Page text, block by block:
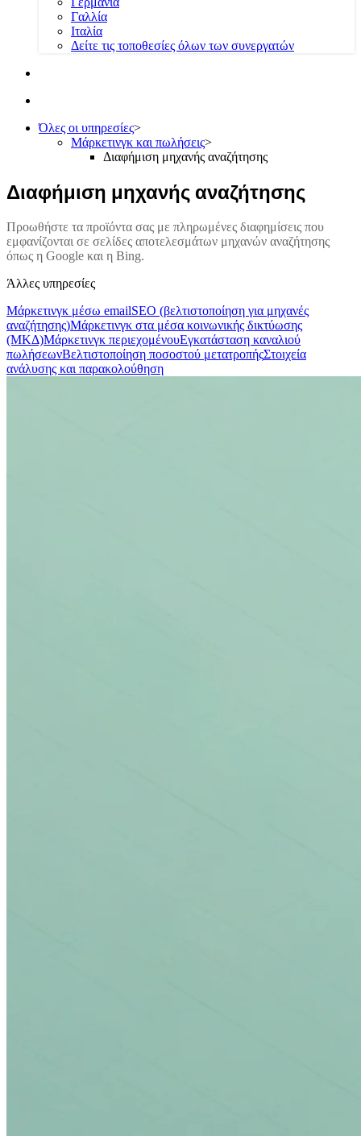
Γαλλία
Ιταλία
Δείτε τις τοποθεσίες όλων των συνεργατών
Όλες οι υπηρεσίες>
Μάρκετινγκ και πωλήσεις>
Διαφήμιση μηχανής αναζήτησης
Διαφήμιση μηχανής αναζήτησης
Προωθήστε τα προϊόντα σας με πληρωμένες διαφημίσεις που
εμφανίζονται σε σελίδες αποτελεσμάτων μηχανών αναζήτησης
όπως η Google και η Bing.
Άλλες υπηρεσίες
Μάρκετινγκ μέσω emailSEO (βελτιστοποίηση για μηχανές
αναζήτησης)Μάρκετινγκ στα μέσα κοινωνικής δικτύωσης
(ΜΚΔ)Μάρκετινγκ περιεχομένουΕγκατάσταση καναλιού
πωλήσεωνΒελτιστοποίηση ποσοστού μετατροπήςΣτοιχεία
ανάλυσης και παρακολούθηση